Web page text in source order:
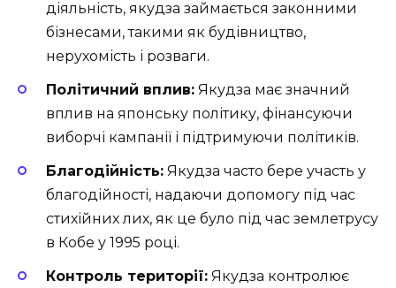
діяльність, якудза займається законними
бізнесами, такими як будівництво,
нерухомість і розваги.
Політичний вплив: Якудза має значний
вплив на японську політику, фінансуючи
виборчі кампанії і підтримуючи політиків.
Благодійність: Якудза часто бере участь у
благодійності, надаючи допомогу під час
стихійних лих, як це було під час землетрусу
в Кобе у 1995 році.
Контроль території: Якудза контролює